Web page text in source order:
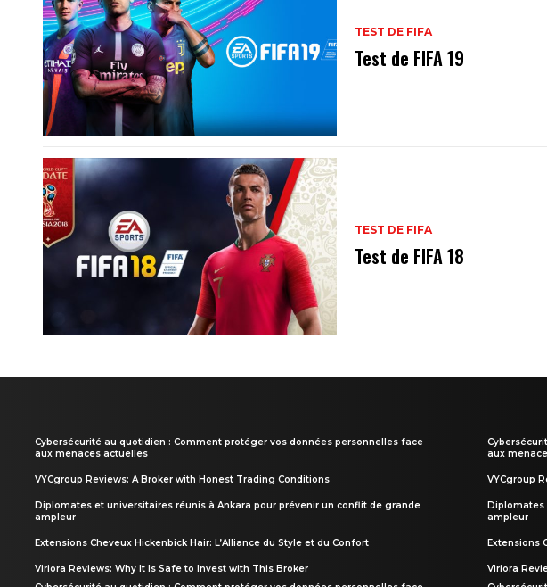
TEST DE FIFA
Test de FIFA 19
TEST DE FIFA
Test de FIFA 18
Cybersécurité au quotidien : Comment protéger vos données personnelles face
aux menaces actuelles
VYCgroup Reviews: A Broker with Honest Trading Conditions
Diplomates et universitaires réunis à Ankara pour prévenir un conflit de grande
ampleur
Extensions Cheveux Hickenbick Hair: L’Alliance du Style et du Confort
Viriora Reviews: Why It Is Safe to Invest with This Broker
aux
VYCgroup
Diplomates
ampleur
Extensions
Viriora